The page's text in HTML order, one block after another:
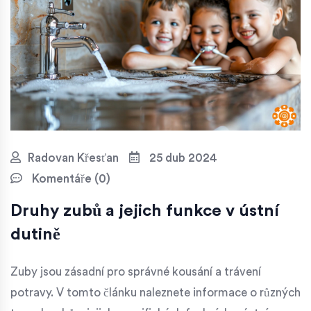
Radovan Křesťan
25 dub 2024
Komentáře (0)
Druhy zubů a jejich funkce v ústní
dutině
Zuby jsou zásadní pro správné kousání a trávení
potravy. V tomto článku naleznete informace o různých